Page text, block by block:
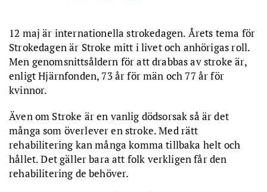
12 maj är internationella strokedagen. Årets tema för
Strokedagen är Stroke mitt i livet och anhörigas roll.
Men genomsnittsåldern för att drabbas av stroke är,
enligt Hjärnfonden, 73 år för män och 77 år för
kvinnor.
Även om Stroke är en vanlig dödsorsak så är det
många som överlever en stroke. Med rätt
rehabilitering kan många komma tillbaka helt och
hållet. Det gäller bara att folk verkligen får den
rehabilitering de behöver.